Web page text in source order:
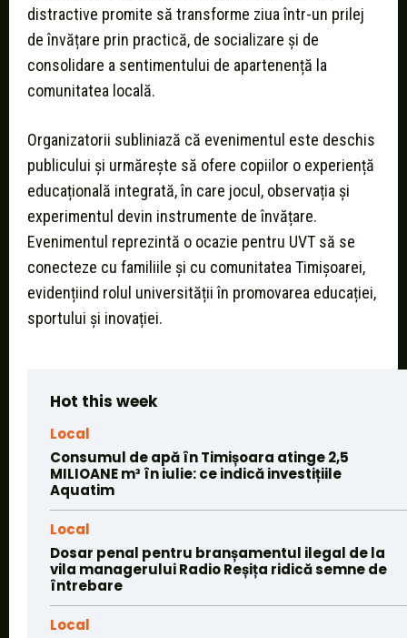
distractive promite să transforme ziua într-un prilej
de învățare prin practică, de socializare și de
consolidare a sentimentului de apartenență la
comunitatea locală.
Organizatorii subliniază că evenimentul este deschis
publicului și urmărește să ofere copiilor o experiență
educațională integrată, în care jocul, observația și
experimentul devin instrumente de învățare.
Evenimentul reprezintă o ocazie pentru UVT să se
conecteze cu familiile și cu comunitatea Timișoarei,
evidențiind rolul universității în promovarea educației,
sportului și inovației.
Hot this week
Local
Consumul de apă în Timișoara atinge 2,5
MILIOANE m³ în iulie: ce indică investițiile
Aquatim
Local
Dosar penal pentru branșamentul ilegal de la
vila managerului Radio Reșița ridică semne de
întrebare
Local